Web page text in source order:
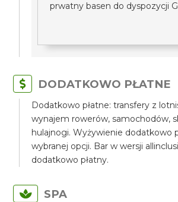
prwatny basen do dyspozycji
DODATKOWO PŁATNE
Dodatkowo płatne: transfery z
wynajem rowerów, samochodów,
hulajnogi. Wyżywienie dodatkowo
wybranej opcji. Bar w wersji
dodatkowo płatny.
SPA